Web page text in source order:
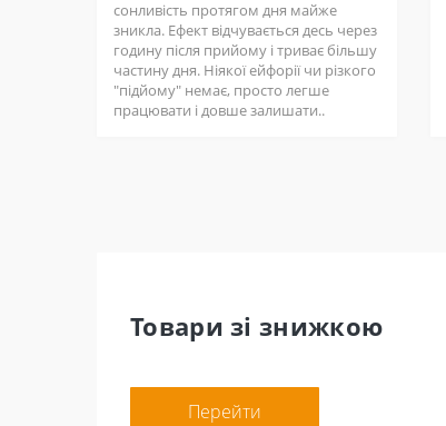
сонливість протягом дня майже
зникла. Ефект відчувається десь через
годину після прийому і триває більшу
частину дня. Ніякої ейфорії чи різкого
"підйому" немає, просто легше
працювати і довше залишати..
Товари зі знижкою
Перейти